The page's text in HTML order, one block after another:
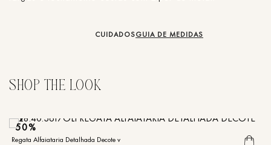
CUIDADOSGUIA DE MEDIDAS
50%
Regata Alfaiataria Detalhada Decote v